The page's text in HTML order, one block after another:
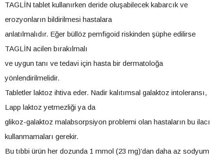
TAGLİN tablet kullanırken deride oluşabilecek kabarcık ve
erozyonların bildirilmesi hastalara
anlatılmalıdır. Eğer büllöz pemfigoid riskinden şüphe edilirse
TAGLİN acilen bırakılmalı
ve uygun tanı ve tedavi için hasta bir dermatoloğa
yönlendirilmelidir.
Tabletler laktoz ihtiva eder. Nadir kalıtımsal galaktoz intoleransı,
Lapp laktoz yetmezliği ya da
glikoz-galaktoz malabsorpsiyon problemi olan hastaların bu ilacı
kullanmamaları gerekir.
Bu tıbbi ürün her dozunda 1 mmol (23 mg)’dan daha az sodyum